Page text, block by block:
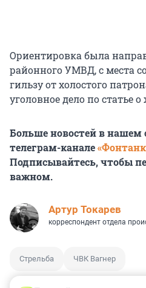
Ориентировка была
районного УМВД, с места
гильзу от холостого
уголовное дело по статье о
Больше новостей в
телеграм-канале
Подписывайтесь, чтобы
важном.
Артур Токарев
корреспондент отдела
Стрельба ЧВК Вагнер